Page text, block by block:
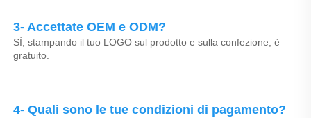
3- Accettate OEM e ODM?
SÌ, stampando il tuo LOGO sul prodotto e sulla confezione, è
gratuito.
4- Quali sono le tue condizioni di pagamento?